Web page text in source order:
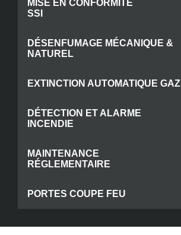
MISE EN CONFORMITÉ
SSI
DÉSENFUMAGE MÉCANIQUE &
NATUREL
EXTINCTION AUTOMATIQUE GAZ
DÉTECTION ET ALARME
INCENDIE
MAINTENANCE
RÉGLEMENTAIRE
PORTES COUPE FEU